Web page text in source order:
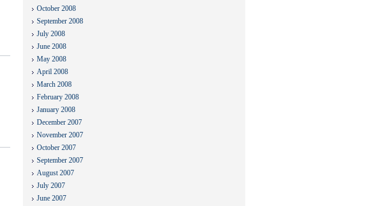
October 2008
September 2008
July 2008
June 2008
May 2008
April 2008
March 2008
February 2008
January 2008
December 2007
November 2007
October 2007
September 2007
August 2007
July 2007
June 2007